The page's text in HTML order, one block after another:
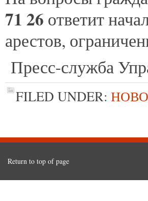
71 26 ответит
арестов,
Пресс-служба
FILED UNDER:
Return to top of page